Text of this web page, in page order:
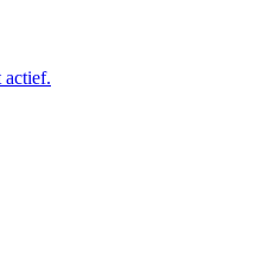
actief.